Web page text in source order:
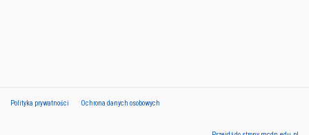
Polityka prywatności Ochrona danych osobowych